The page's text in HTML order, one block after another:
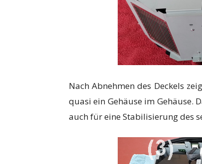
Nach Abnehmen des Deckels
quasi ein Gehäuse im Gehäuse.
auch für eine Stabilisierung des